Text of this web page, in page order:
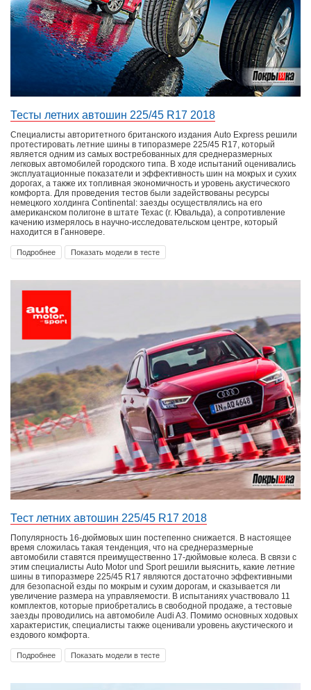
Тесты летних автошин 225/45 R17 2018
Специалисты авторитетного британского издания Auto Express решили
протестировать летние шины в типоразмере 225/45 R17, который
является одним из самых востребованных для среднеразмерных
легковых автомобилей городского типа. В ходе испытаний оценивались
эксплуатационные показатели и эффективность шин на мокрых и сухих
дорогах, а также их топливная экономичность и уровень акустического
комфорта. Для проведения тестов были задействованы ресурсы
немецкого холдинга Continental: заезды осуществлялись на его
американском полигоне в штате Техас (г. Ювальда), а сопротивление
качению измерялось в научно-исследовательском центре, который
находится в Ганновере.
Подробнее Показать модели в тесте
Тест летних автошин 225/45 R17 2018
Популярность 16-дюймовых шин постепенно снижается. В настоящее
время сложилась такая тенденция, что на среднеразмерные
автомобили ставятся преимущественно 17-дюймовые колеса. В связи с
этим специалисты Auto Motor und Sport решили выяснить, какие летние
шины в типоразмере 225/45 R17 являются достаточно эффективными
для безопасной езды по мокрым и сухим дорогам, и сказывается ли
увеличение размера на управляемости. В испытаниях участвовало 11
комплектов, которые приобретались в свободной продаже, а тестовые
заезды проводились на автомобиле Audi A3. Помимо основных ходовых
характеристик, специалисты также оценивали уровень акустического и
ездового комфорта.
Подробнее Показать модели в тесте